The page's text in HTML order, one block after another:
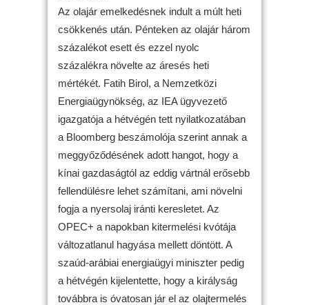
Az olajár emelkedésnek indult a múlt heti
csökkenés után. Pénteken az olajár három
százalékot esett és ezzel nyolc
százalékra növelte az áresés heti
mértékét. Fatih Birol, a Nemzetközi
Energiaügynökség, az IEA ügyvezető
igazgatója a hétvégén tett nyilatkozatában
a Bloomberg beszámolója szerint annak a
meggyőződésének adott hangot, hogy a
kínai gazdaságtól az eddig vártnál erősebb
fellendülésre lehet számítani, ami növelni
fogja a nyersolaj iránti keresletet. Az
OPEC+ a napokban kitermelési kvótája
változatlanul hagyása mellett döntött. A
szaúd-arábiai energiaügyi miniszter pedig
a hétvégén kijelentette, hogy a királyság
továbbra is óvatosan jár el az olajtermelés